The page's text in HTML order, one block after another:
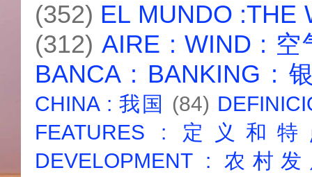
(352) EL MUNDO :THE
(312) AIRE : WIND : 空
BANCA : BANKING :
CHINA : 我国 (84)
FEATURES : 定义和
DEVELOPMENT : 农村